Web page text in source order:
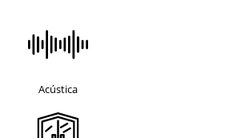
Acústica